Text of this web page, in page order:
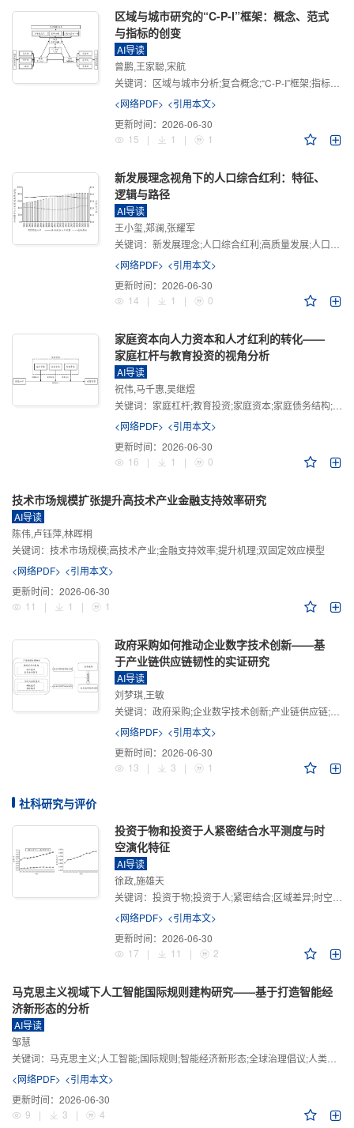
区域与城市研究的“C-P-I”框架：概念、范式
与指标的创变
AI导读
曾鹏,王家聪,宋航
关键词： 区域与城市分析;复合概念;“C-P-I”框架;指标体系
<网络PDF> <引用本文>
更新时间： 2026-06-30
15
| 1 | 1
新发展理念视角下的人口综合红利：特征、
逻辑与路径
AI导读
王小玺,郑澜,张耀军
关键词： 新发展理念;人口综合红利;高质量发展;人口政策;中国式现代化
<网络PDF> <引用本文>
更新时间： 2026-06-30
14
| 1 | 0
家庭资本向人力资本和人才红利的转化——
家庭杠杆与教育投资的视角分析
AI导读
祝伟,马千惠,吴继煜
关键词： 家庭杠杆;教育投资;家庭资本;家庭债务结构;CHFS
<网络PDF> <引用本文>
更新时间： 2026-06-30
16
| 1 | 0
技术市场规模扩张提升高技术产业金融支持效率研究
AI导读
陈伟,卢钰萍,林晖桐
关键词： 技术市场规模;高技术产业;金融支持效率;提升机理;双固定效应模型
<网络PDF> <引用本文>
更新时间： 2026-06-30
11
| 1 | 1
政府采购如何推动企业数字技术创新——基
于产业链供应链韧性的实证研究
AI导读
刘梦琪,王敏
关键词： 政府采购;企业数字技术创新;产业链供应链;产业链供应链韧性;需求侧财政政策
<网络PDF> <引用本文>
更新时间： 2026-06-30
13
| 3 | 1
社科研究与评价
投资于物和投资于人紧密结合水平测度与时
空演化特征
AI导读
徐政,施雄天
关键词： 投资于物;投资于人;紧密结合;区域差异;时空演化
<网络PDF> <引用本文>
更新时间： 2026-06-30
17
| 11 | 2
马克思主义视域下人工智能国际规则建构研究——基于打造智能经
济新形态的分析
AI导读
邹慧
关键词： 马克思主义;人工智能;国际规则;智能经济新形态;全球治理倡议;人类命运共同体
<网络PDF> <引用本文>
更新时间： 2026-06-30
9
| 3 | 4